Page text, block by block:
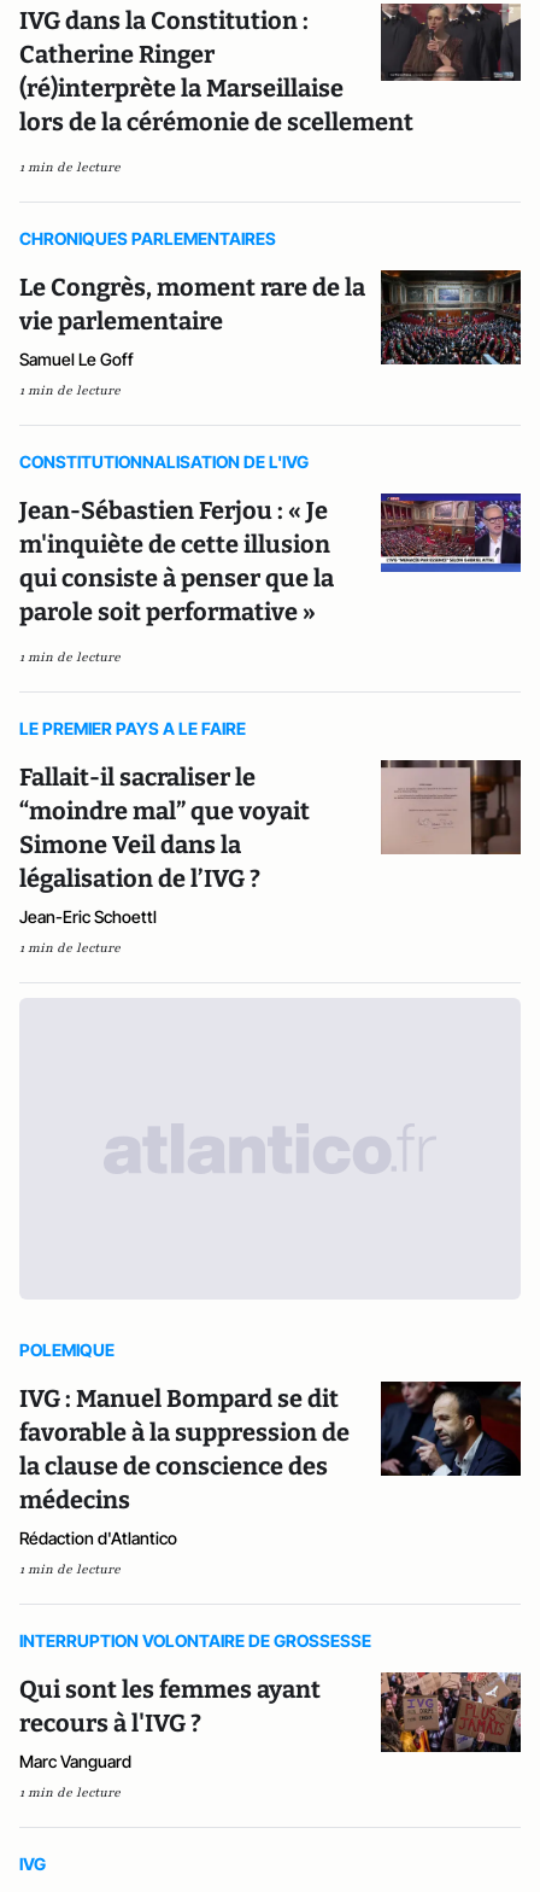
IVG dans la Constitution :
Catherine Ringer
(ré)interprète la Marseillaise
lors de la cérémonie de scellement
1 min de lecture
CHRONIQUES PARLEMENTAIRES
Le Congrès, moment rare de la
vie parlementaire
Samuel Le Goff
1 min de lecture
CONSTITUTIONNALISATION DE L'IVG
Jean-Sébastien Ferjou : « Je
m'inquiète de cette illusion
qui consiste à penser que la
parole soit performative »
1 min de lecture
LE PREMIER PAYS A LE FAIRE
Fallait-il sacraliser le
“moindre mal” que voyait
Simone Veil dans la
légalisation de l’IVG ?
Jean-Eric Schoettl
1 min de lecture
POLEMIQUE
IVG : Manuel Bompard se dit
favorable à la suppression de
la clause de conscience des
médecins
Rédaction d'Atlantico
1 min de lecture
INTERRUPTION VOLONTAIRE DE GROSSESSE
Qui sont les femmes ayant
recours à l'IVG ?
Marc Vanguard
1 min de lecture
IVG